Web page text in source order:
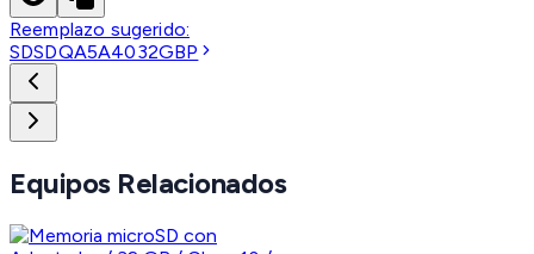
Reemplazo sugerido:
SDSDQA5A4032GBP
Equipos Relacionados